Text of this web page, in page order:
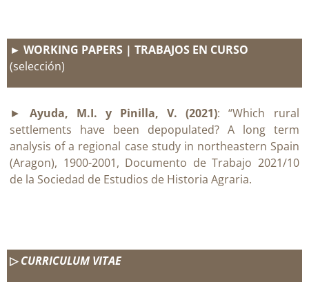
► WORKING PAPERS | TRABAJOS EN CURSO
(selección)
► Ayuda, M.I. y Pinilla, V. (2021): “Which rural
settlements have been depopulated? A long term
analysis of a regional case study in northeastern Spain
(Aragon), 1900-2001, Documento de Trabajo 2021/10
de la Sociedad de Estudios de Historia Agraria.
▷CURRICULUM VITAE